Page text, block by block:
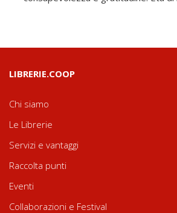
LIBRERIE.COOP
Chi siamo
Le Librerie
Servizi e vantaggi
Raccolta punti
Eventi
Collaborazioni e Festival